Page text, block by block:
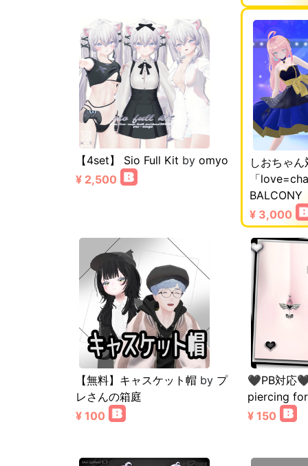
【4set】 Sio Full Kit by omyo
¥ 2,500
しおちゃ
「
BALCONY
¥ 3,000
【無料】キャスケット帽 by プ
レさんの箱庭
¥ 100
🖤PB対応
piercing
¥ 150